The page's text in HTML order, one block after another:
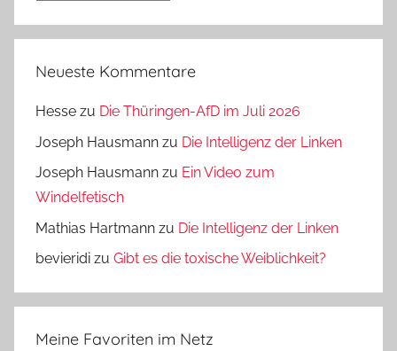
Neueste Kommentare
Hesse zu Die Thüringen-AfD im Juli 2026
Joseph Hausmann zu Die Intelligenz der Linken
Joseph Hausmann zu Ein Video zum
Windelfetisch
Mathias Hartmann zu Die Intelligenz der Linken
bevieridi zu Gibt es die toxische Weiblichkeit?
Meine Favoriten im Netz